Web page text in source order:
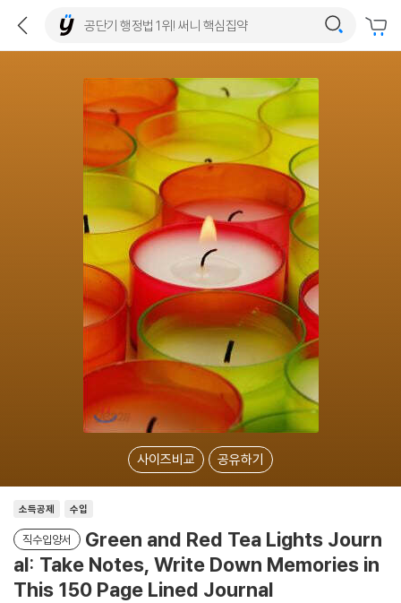
사이즈비교 공유하기
소득공제 수입
직수입양서
Green and Red Tea Lights Journ
al: Take Notes, Write Down Memories in
This 150 Page Lined Journal